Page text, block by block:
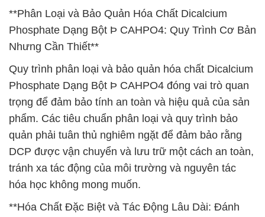
**Phân Loại và Bảo Quản Hóa Chất Dicalcium
Phosphate Dạng Bột Þ CAHPO4: Quy Trình Cơ Bản
Nhưng Cần Thiết**
Quy trình phân loại và bảo quản hóa chất Dicalcium
Phosphate Dạng Bột Þ CAHPO4 đóng vai trò quan
trọng để đảm bảo tính an toàn và hiệu quả của sản
phẩm. Các tiêu chuẩn phân loại và quy trình bảo
quản phải tuân thủ nghiêm ngặt để đảm bảo rằng
DCP được vận chuyển và lưu trữ một cách an toàn,
tránh xa tác động của môi trường và nguyên tác
hóa học không mong muốn.
**Hóa Chất Đặc Biệt và Tác Động Lâu Dài: Đánh